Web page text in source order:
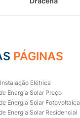
PÁGINAS
Elétrica
Energia Solar Preço
Energia Solar Fotovoltaica
Energia Solar Residencial